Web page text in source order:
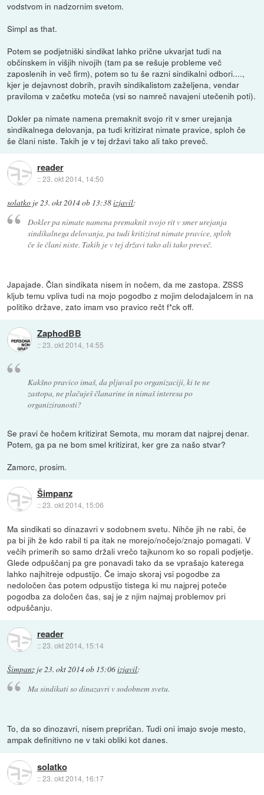
vodstvom in nadzornim svetom.
Simpl as that.
Potem se podjetniški sindikat lahko prične ukvarjat tudi na
občinskem in višjih nivojih (tam pa se rešuje probleme več
zaposlenih in več firm), potem so tu še razni sindikalni odbori....,
kjer je dejavnost dobrih, pravih sindikalistom zaželjena, vendar
praviloma v začetku moteča (vsi so namreč navajeni utečenih poti).
Dokler pa nimate namena premaknit svojo rit v smer urejanja
sindikalnega delovanja, pa tudi kritizirat nimate pravice, sploh če
še člani niste. Takih je v tej državi tako ali tako preveč.
reader
::23. okt 2014, 14:50
solatko je23. okt 2014 ob 13:38izjavil:
Dokler pa nimate namena premaknit svojo rit v smer urejanja
sindikalnega delovanja, pa tudi kritizirat nimate pravice, sploh
če še člani niste. Takih je v tej državi tako ali tako preveč.
Japajade. Član sindikata nisem in nočem, da me zastopa. ZSSS
kljub temu vpliva tudi na mojo pogodbo z mojim delodajalcem in na
politiko države, zato imam vso pravico rečt f*ck off.
ZaphodBB
::23. okt 2014, 14:55
Kakšno pravico imaš, da pljuvaš po organizaciji, ki te ne
zastopa, ne plačuješ članarine in nimaš interesa po
organiziranosti?
Se pravi če hočem kritizirat Semota, mu moram dat najprej denar.
Potem, ga pa ne bom smel kritizirat, ker gre za našo stvar?
Zamorc, prosim.
Šimpanz
::23. okt 2014, 15:06
Ma sindikati so dinazavri v sodobnem svetu. Nihče jih ne rabi, če
pa bi jih že kdo rabil ti pa itak ne morejo/nočejo/znajo pomagati. V
večih primerih so samo držali vrečo tajkunom ko so ropali podjetje.
Glede odpuščanj pa gre ponavadi tako da se vprašajo katerega
lahko najhitreje odpustijo. Če imajo skoraj vsi pogodbe za
nedoločen čas potem odpustijo tistega ki mu najprej poteče
pogodba za določen čas, saj je z njim najmaj problemov pri
odpuščanju.
reader
::23. okt 2014, 15:14
Šimpanz je23. okt 2014 ob 15:06izjavil:
Ma sindikati so dinazavri v sodobnem svetu.
To, da so dinozavri, nisem prepričan. Tudi oni imajo svoje mesto,
ampak definitivno ne v taki obliki kot danes.
solatko
::23. okt 2014, 16:17